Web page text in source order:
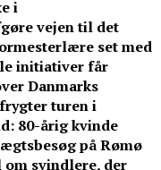
i
vejen til det
set med
initiativer får
Danmarks
turen i
80-årig kvinde
på Rømø
svindlere, der